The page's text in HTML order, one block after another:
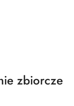
zbiorcze